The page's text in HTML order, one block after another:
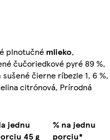
plnotučné mlieko,
čučoriedkové pyré 89 %,
čierne ríbezle 1, 6 %,
citrónová, Prírodná
jednu
45 g
% na jednu
porciu*